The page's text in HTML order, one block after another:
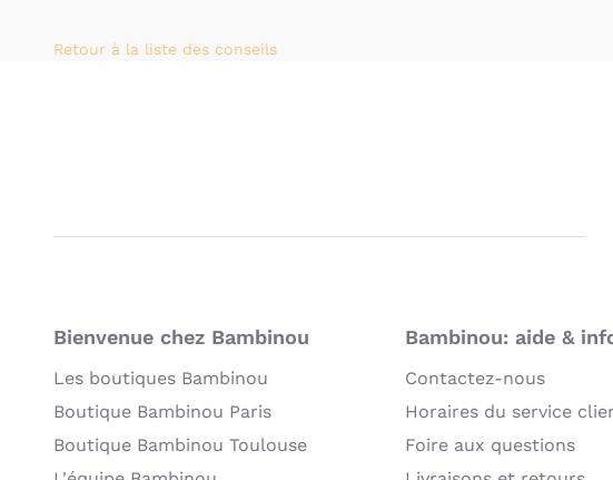
Retour à la liste des conseils
Bienvenue chez Bambinou
Les boutiques Bambinou
Boutique Bambinou Paris
Boutique Bambinou Toulouse
Bambinou: aide &
Contactez-nous
Horaires du service
Foire aux questions